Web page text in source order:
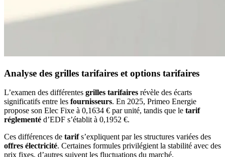
Analyse des grilles tarifaires et options tarifaires
L’examen des différentes grilles tarifaires révèle des écarts
significatifs entre les fournisseurs. En 2025, Primeo Energie
propose son Elec Fixe à 0,1634 € par unité, tandis que le tarif
réglementé d’EDF s’établit à 0,1952 €.
Ces différences de tarifs’expliquent par les structures variées des
offres électricité. Certaines formules privilégient la stabilité avec des
prix fixes, d’autres suivent les fluctuations du marché.